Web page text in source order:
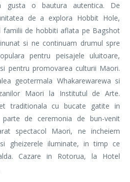
o bautura autentica. De
de a explora Hobbit Hole,
familii de hobbiti aflata pe Bagshot
si ne continuam drumul spre
pentru peisajele uluitoare,
pentru promovarea culturii Maori.
geotermala Whakarewarewa si
Maori la Institutul de Arte.
traditionala cu bucate gatite in
de ceremonia de bun-venit
spectacol Maori, ne incheiem
gheizerele iluminate, in timp ce
Cazare in Rotorua, la Hotel